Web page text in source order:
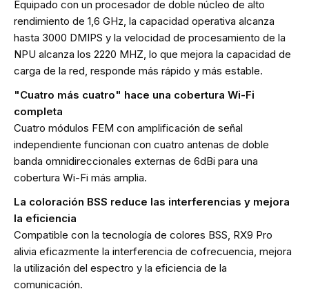
Equipado con un procesador de doble núcleo de alto
rendimiento de 1,6 GHz, la capacidad operativa alcanza
hasta 3000 DMIPS y la velocidad de procesamiento de la
NPU alcanza los 2220 MHZ, lo que mejora la capacidad de
carga de la red, responde más rápido y más estable.
"Cuatro más cuatro" hace una cobertura Wi-Fi
completa
Cuatro módulos FEM con amplificación de señal
independiente funcionan con cuatro antenas de doble
banda omnidireccionales externas de 6dBi para una
cobertura Wi-Fi más amplia.
La coloración BSS reduce las interferencias y mejora
la eficiencia
Compatible con la tecnología de colores BSS, RX9 Pro
alivia eficazmente la interferencia de cofrecuencia, mejora
la utilización del espectro y la eficiencia de la
comunicación.